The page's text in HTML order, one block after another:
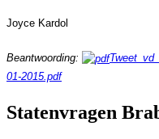
Joyce Kardol
Beantwoording:
01-2015.pdf
Statenvragen